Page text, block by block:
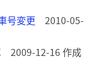
号変更 2010-05-
2009-12-16 作成